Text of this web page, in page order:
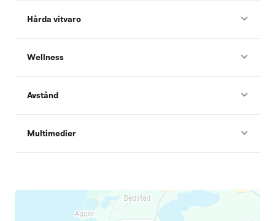
Hårda vitvaro
Wellness
Avstånd
Multimedier